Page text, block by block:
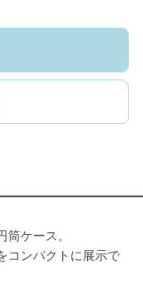
ケース。
コンパクトに展示で